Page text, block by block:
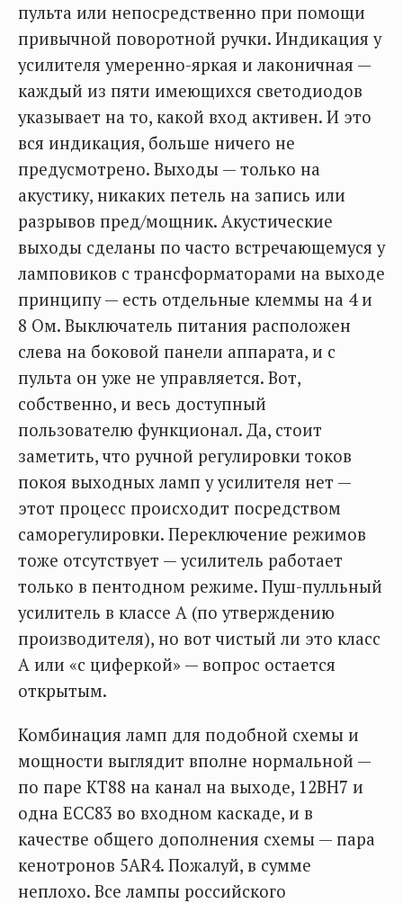
пульта или непосредственно при помощи
привычной поворотной ручки. Индикация у
усилителя умеренно-яркая и лаконичная —
каждый из пяти имеющихся светодиодов
указывает на то, какой вход активен. И это
вся индикация, больше ничего не
предусмотрено. Выходы — только на
акустику, никаких петель на запись или
разрывов пред/мощник. Акустические
выходы сделаны по часто встречающемуся у
ламповиков с трансформаторами на выходе
принципу — есть отдельные клеммы на 4 и
8 Ом. Выключатель питания расположен
слева на боковой панели аппарата, и с
пульта он уже не управляется. Вот,
собственно, и весь доступный
пользователю функционал. Да, стоит
заметить, что ручной регулировки токов
покоя выходных ламп у усилителя нет —
этот процесс происходит посредством
саморегулировки. Переключение режимов
тоже отсутствует — усилитель работает
только в пентодном режиме. Пуш-пулльный
усилитель в классе А (по утверждению
производителя), но вот чистый ли это класс
А или «с циферкой» — вопрос остается
открытым.
Комбинация ламп для подобной схемы и
мощности выглядит вполне нормальной —
по паре KT88 на канал на выходе, 12BH7 и
одна ECC83 во входном каскаде, и в
качестве общего дополнения схемы — пара
кенотронов 5AR4. Пожалуй, в сумме
неплохо. Все лампы российского